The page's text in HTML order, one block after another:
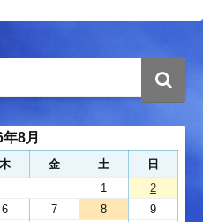
8月
木 金 土
日
1
2
6 7 8
9